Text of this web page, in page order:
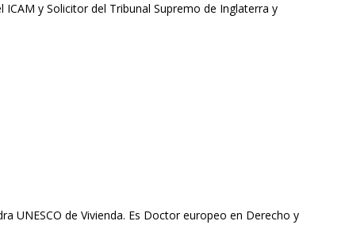
y Solicitor del Tribunal Supremo de Inglaterra y
UNESCO de Vivienda. Es Doctor europeo en Derecho y